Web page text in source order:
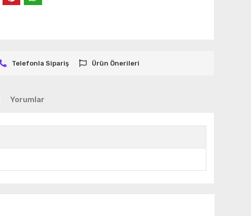
Telefonla Sipariş Ürün Önerileri
Yorumlar